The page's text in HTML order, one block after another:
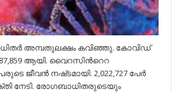
അമ്പതുലക്ഷം കവിഞ്ഞു.​ കോവിഡ്​
ആയി. വൈറസി​ന്‍റെറ
ജീവന്‍ നഷ്​ടമായി. 2,022,727 പേര്‍
നേടി. രോഗബാധിതരുടെയും